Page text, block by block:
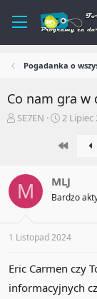
Pogadanka o
Co nam gra w
A
t
m
a
t
SE7EN
R
z
c
z
t
y
2 Lipiec
First
M MLJ
Bardzo
1 Listopad 2024
Eric Carmen czy
informacyjnych